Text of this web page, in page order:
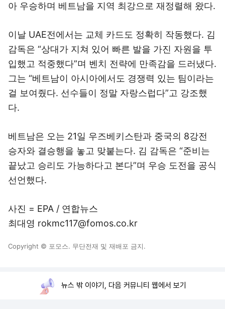
아 우승하며 베트남을 지역 최강으로 재정렬해 왔다.
이날 UAE전에서는 교체 카드도 정확히 작동했다. 김
감독은 “상대가 지쳐 있어 빠른 발을 가진 자원을 투
입했고 적중했다”며 벤치 전략에 만족감을 드러냈다.
그는 “베트남이 아시아에서도 경쟁력 있는 팀이라는
걸 보여줬다. 선수들이 정말 자랑스럽다”고 강조했
다.
베트남은 오는 21일 우즈베키스탄과 중국의 8강전
승자와 결승행을 놓고 맞붙는다. 김 감독은 “준비는
끝났고 승리도 가능하다고 본다”며 우승 도전을 공식
선언했다.
사진 = EPA / 연합뉴스
최대영 rokmc117@fomos.co.kr
Copyright © 포모스. 무단전재 및 재배포 금지.
뉴스 밖 이야기, 다음 커뮤니티 웹에서 보기